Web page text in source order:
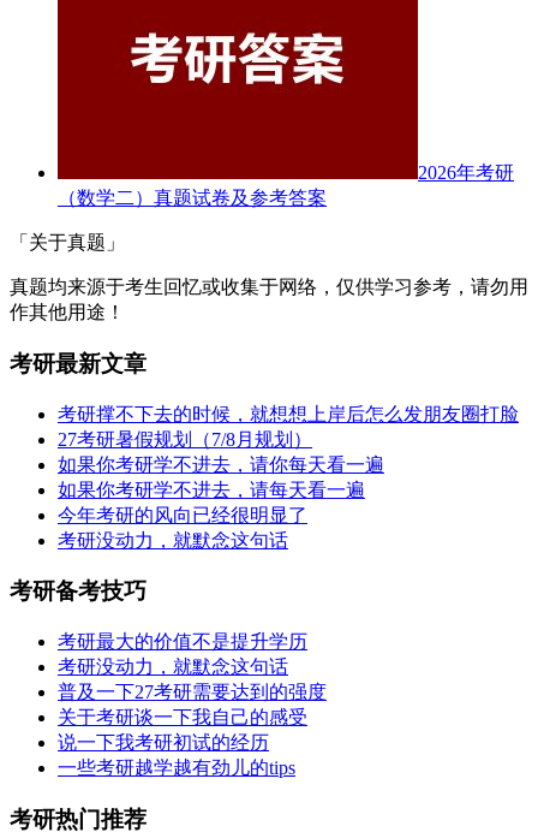
2026年考研
（数学二）真题试卷及参考答案
「关于真题」
真题均来源于考生回忆或收集于网络，仅供学习参考，请勿用
作其他用途！
考研最新文章
考研撑不下去的时候，就想想上岸后怎么发朋友圈打脸
27考研暑假规划（7/8月规划）
如果你考研学不进去，请你每天看一遍
如果你考研学不进去，请每天看一遍
今年考研的风向已经很明显了
考研没动力，就默念这句话
考研备考技巧
考研最大的价值不是提升学历
考研没动力，就默念这句话
普及一下27考研需要达到的强度
关于考研谈一下我自己的感受
说一下我考研初试的经历
一些考研越学越有劲儿的tips
考研热门推荐